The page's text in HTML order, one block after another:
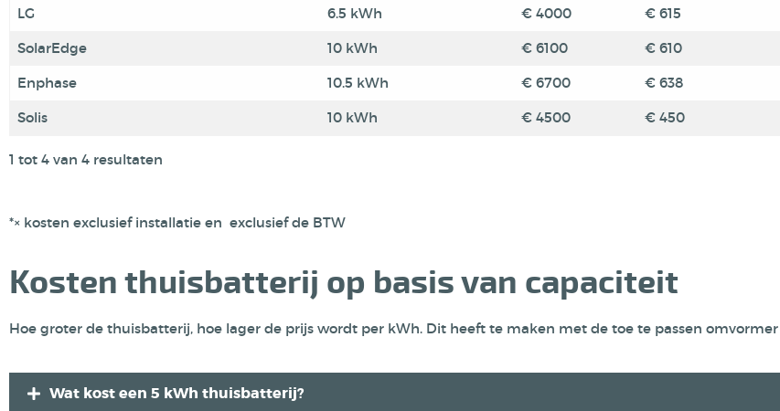
LG 6.5 kWh € 4000
€ 615
SolarEdge
10 kWh € 6100
€ 610
Enphase
10.5 kWh € 6700
€ 638
Solis
10 kWh € 4500 € 450
1 tot 4 van 4 resultaten
*× kosten exclusief installatie en exclusief de BTW
Kosten thuisbatterij op basis van capaciteit
Hoe groter de thuisbatterij, hoe lager de prijs wordt per kWh. Dit heeft te maken met de toe te passen
Wat kost een 5 kWh thuisbatterij?